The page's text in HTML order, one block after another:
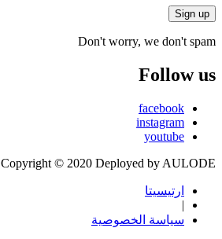
Don't worry, we don't spam
Follow us
facebook
instagram
youtube
Copyright © 2020 Deployed by AULODE
ارتيسيتا
|
سياسة الخصوصية